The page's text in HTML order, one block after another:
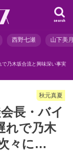
search
西野七瀬 山下美
乃木坂合流と興味深い事実
秋元真夏
長・バイ
れで乃木
々に…